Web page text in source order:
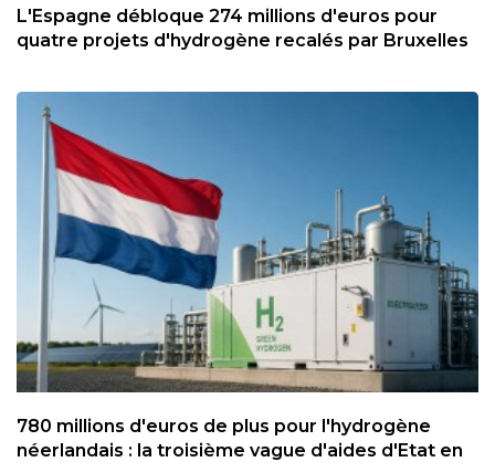
L'Espagne débloque 274 millions d'euros pour
quatre projets d'hydrogène recalés par Bruxelles
780 millions d'euros de plus pour l'hydrogène
néerlandais : la troisième vague d'aides d'Etat en